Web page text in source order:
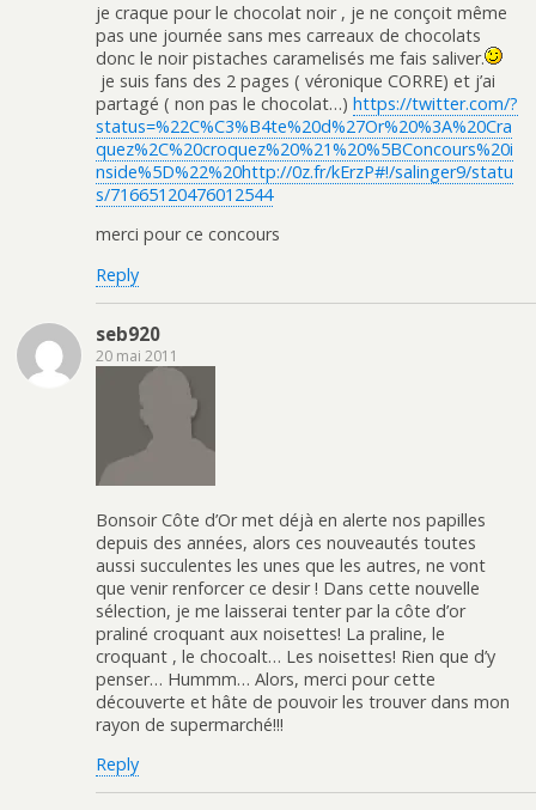
je craque pour le chocolat noir , je ne conçoit même
pas une journée sans mes carreaux de chocolats
donc le noir pistaches caramelisés me fais saliver.
je suis fans des 2 pages ( véronique CORRE) et j’ai
partagé ( non pas le chocolat…) https://twitter.com/?
status=%22C%C3%B4te%20d%27Or%20%3A%20Cra
quez%2C%20croquez%20%21%20%5BConcours%20i
nside%5D%22%20http://0z.fr/kErzP#!/salinger9/statu
s/71665120476012544
merci pour ce concours
Reply
seb920
20 mai 2011
Bonsoir Côte d’Or met déjà en alerte nos papilles
depuis des années, alors ces nouveautés toutes
aussi succulentes les unes que les autres, ne vont
que venir renforcer ce desir ! Dans cette nouvelle
sélection, je me laisserai tenter par la côte d’or
praliné croquant aux noisettes! La praline, le
croquant , le chocoalt… Les noisettes! Rien que d’y
penser… Hummm… Alors, merci pour cette
découverte et hâte de pouvoir les trouver dans mon
rayon de supermarché!!!
Reply